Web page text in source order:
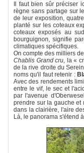
Il faut bien sûr préciser
règne sans partage sur
de leur exposition,
planté sur les coteaux
coteaux exposés au
bourguignon, signifie
climatiques spécifiques.
On compte des milliers
Chablis Grand cru, la «
de la rive droite du
noms qu'il faut retenir :
Avec des rendements
entre le vif, le sec et
par l'avenue
prendre sur la gauche et
dans la clairière, l'aire
Là, le panorama s'étend